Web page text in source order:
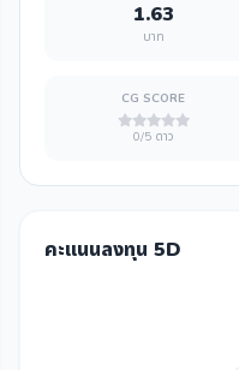
1.63
บาท
CG SCORE
0/5 ดาว
คะแนนลงทุน 5D